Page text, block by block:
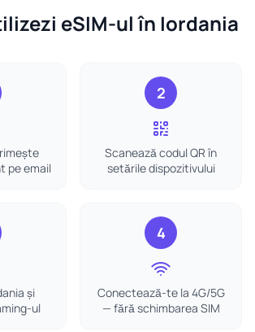
eSIM-ul în Iordania
pe email
2
Scanează codul QR în
setările dispozitivului
și
ul
4
Conectează-te la 4G/5G
— fără schimbarea SIM